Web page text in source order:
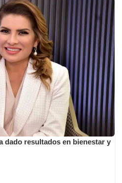
dado resultados en bienestar y